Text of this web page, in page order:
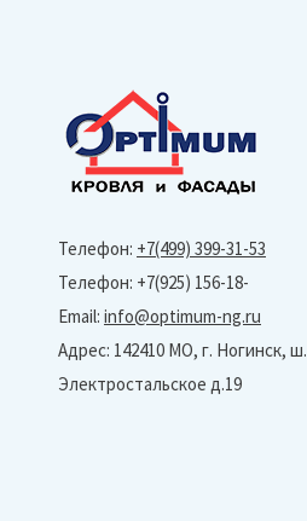
Телефон: +7(499) 399-31-53
Телефон: +7(925) 156-18-
Email: info@optimum-ng.ru
Адрес: 142410 МО, г. Ногинск, ш.
Электростальское д.19